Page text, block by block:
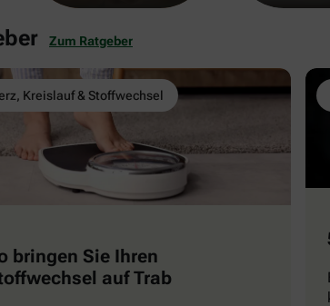
Zum Ratgeber
Kreislauf & Stoffwechsel
bringen Sie Ihren
auf Trab